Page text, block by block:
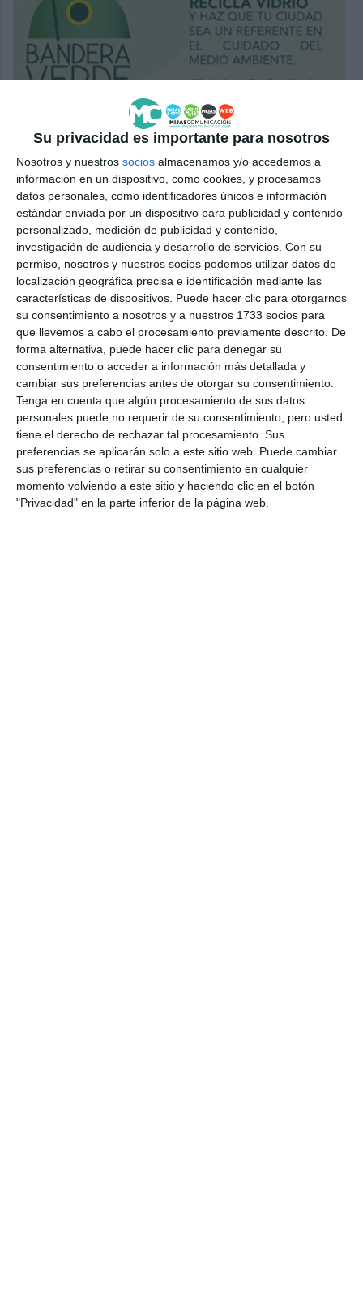
Su privacidad es importante para nosotros
Nosotros y nuestros socios almacenamos y/o accedemos a
información en un dispositivo, como cookies, y procesamos
datos personales, como identificadores únicos e información
estándar enviada por un dispositivo para publicidad y contenido
personalizado, medición de publicidad y contenido,
investigación de audiencia y desarrollo de servicios. Con su
permiso, nosotros y nuestros socios podemos utilizar datos de
localización geográfica precisa e identificación mediante las
características de dispositivos. Puede hacer clic para otorgarnos
su consentimiento a nosotros y a nuestros 1733 socios para
que llevemos a cabo el procesamiento previamente descrito. De
forma alternativa, puede hacer clic para denegar su
consentimiento o acceder a información más detallada y
cambiar sus preferencias antes de otorgar su consentimiento.
Tenga en cuenta que algún procesamiento de sus datos
personales puede no requerir de su consentimiento, pero usted
tiene el derecho de rechazar tal procesamiento. Sus
preferencias se aplicarán solo a este sitio web. Puede cambiar
sus preferencias o retirar su consentimiento en cualquier
momento volviendo a este sitio y haciendo clic en el botón
"Privacidad" en la parte inferior de la página web.